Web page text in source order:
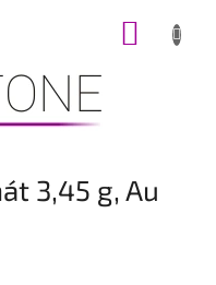
3,45 g, Au